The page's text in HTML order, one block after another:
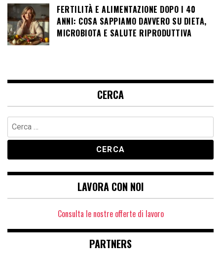
FERTILITÀ E ALIMENTAZIONE DOPO I 40
ANNI: COSA SAPPIAMO DAVVERO SU DIETA,
MICROBIOTA E SALUTE RIPRODUTTIVA
CERCA
Ricerca
per:
LAVORA CON NOI
Consulta le nostre offerte di lavoro
PARTNERS